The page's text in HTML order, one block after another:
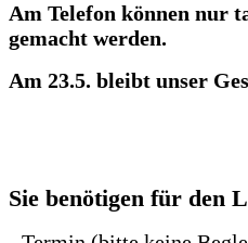
Am Telefon können nur
gemacht werden.
Am 23.5. bleibt unser
Sie benötigen für den